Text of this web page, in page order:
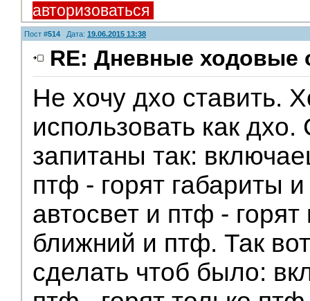
авторизоваться
Пост #514 Дата: 19.06.2015 13:38
RE: Дневные ходовые
Не хочу дхо ставить.
использовать как
запитаны так:
птф - горят габариты
автосвет и птф - горят
ближний и птф. Так
сделать чтоб было: